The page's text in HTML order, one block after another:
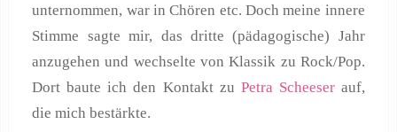
unternommen, war in Chören etc. Doch meine innere
Stimme sagte mir, das dritte (pädagogische) Jahr
anzugehen und wechselte von Klassik zu Rock/Pop.
Dort baute ich den Kontakt zu Petra Scheeserauf,
die mich bestärkte.